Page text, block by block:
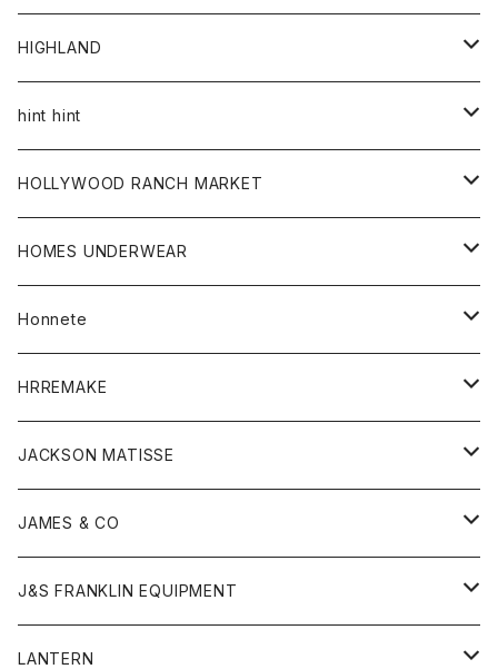
アウター
ジャケット
トップス
シャツ
カーディガン
ボトム
グッズ
帽子
HIGHLAND
帽子
hint hint
ストール
HOLLYWOOD RANCH MARKET
アウター
カーディガン
コート
アクセサリー
ウォレット
ストール
キッズ
Tシャツ
グッズ
アンダーウェア
靴
トップス
カーディガン
ジャケット
ボトム
オーバーオール
レディース
HOMES UNDERWEAR
アウター
カーディガン
コート
キッズ
Tシャツ
ロンパース
グッズ
靴
ストール
トップス
カットソー
シャツ
ボトム
オーバーオール
レディース
Honnete
ブラウス
ワンピース
HRREMAKE
バック
キッズ
トレーナー
トップス
Gジャケット
帽子
JACKSON MATISSE
Tシャツ
帽子
JAMES & CO
ボトム
J&S FRANKLIN EQUIPMENT
アウター
LANTERN